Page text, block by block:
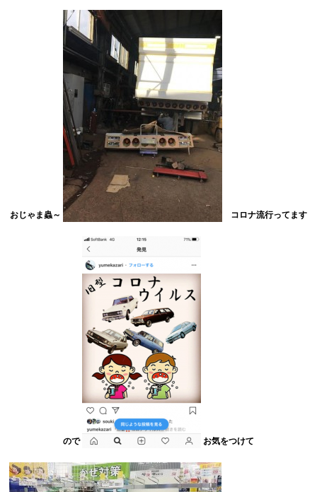
おじゃま蟲～ コロナ流行ってます
ので お気をつけて